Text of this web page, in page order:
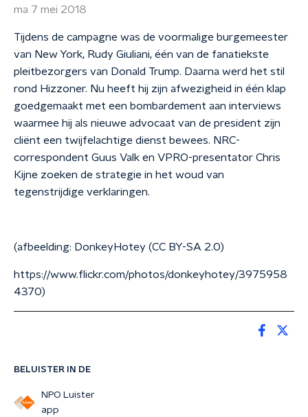
BELUISTER IN DE
NPO Luister
app
ma 7 mei 2018
Tijdens de campagne was de voormalige burgemeester
van New York, Rudy Giuliani, één van de fanatiekste
pleitbezorgers van Donald Trump. Daarna werd het stil
rond Hizzoner. Nu heeft hij zijn afwezigheid in één klap
goedgemaakt met een bombardement aan interviews
waarmee hij als nieuwe advocaat van de president zijn
cliënt een twijfelachtige dienst bewees. NRC-
correspondent Guus Valk en VPRO-presentator Chris
Kijne zoeken de strategie in het woud van
tegenstrijdige verklaringen.
(afbeelding: DonkeyHotey (CC BY-SA 2.0)
https://www.flickr.com/photos/donkeyhotey/3975958
4370)